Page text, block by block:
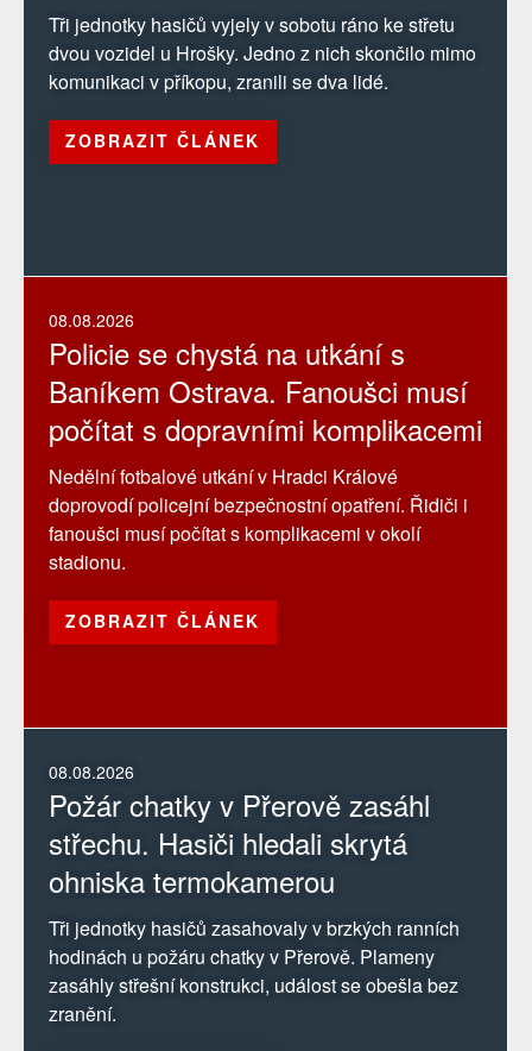
Tři jednotky hasičů vyjely v sobotu ráno ke střetu
dvou vozidel u Hrošky. Jedno z nich skončilo mimo
komunikaci v příkopu, zranili se dva lidé.
ZOBRAZIT ČLÁNEK
08.08.2026
Požár chatky v Přerově zasáhl
střechu. Hasiči hledali skrytá
ohniska termokamerou
Tři jednotky hasičů zasahovaly v brzkých ranních
hodinách u požáru chatky v Přerově. Plameny
zasáhly střešní konstrukci, událost se obešla bez
zranění.
08.08.2026
Policie se chystá na utkání s
Baníkem Ostrava. Fanoušci musí
počítat s dopravními komplikacemi
Nedělní fotbalové utkání v Hradci Králové
doprovodí policejní bezpečnostní opatření. Řidiči i
fanoušci musí počítat s komplikacemi v okolí
stadionu.
ZOBRAZIT ČLÁNEK